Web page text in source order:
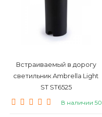
Встраиваемый в дорогу
светильник Ambrella Light
ST ST6525
В наличии 50